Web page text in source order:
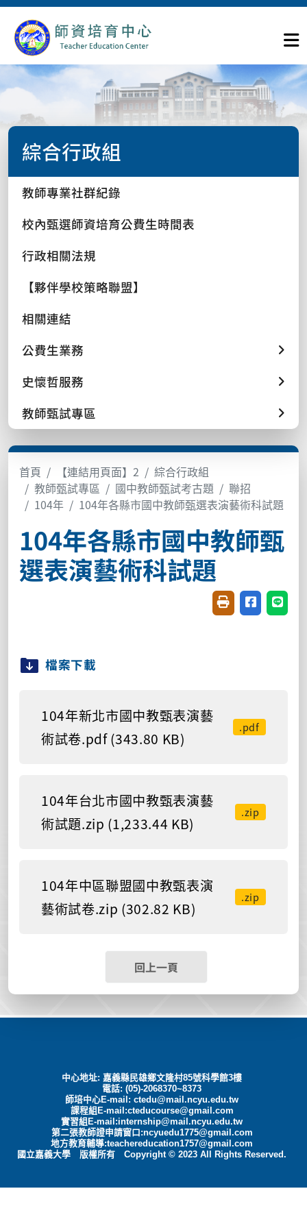
綜合行政組
教師專業社群紀錄
校內甄選師資培育公費生時間表
行政相關法規
【夥伴學校策略聯盟】
相關連結
公費生業務
史懷哲服務
教師甄試專區
首頁 【連結用頁面】2
綜合行政組
教師甄試專區
國中教師甄試考古題
聯招
104年
104年各縣市國中教師甄選表演藝術科試題
104年各縣市國中教師甄
選表演藝術科試題
友善列印(開新視
分享至臉書
分享
檔案下載
104年新北市國中教甄表演藝
術試卷.pdf (343.80 KB)
.pdf
104年台北市國中教甄表演藝
術試題.zip (1,233.44 KB)
.zip
104年中區聯盟國中教甄表演
藝術試卷.zip (302.82 KB)
.zip
回上一頁
中心地址: 嘉義縣民雄鄉文隆村85號科學館3樓
電話: (05)-2068370~8373
師培中心E-mail:ctedu@mail.ncyu.edu.tw
課程組E-mail:cteducourse@gmail.com
實習組E-mail:internship@mail.ncyu.edu.tw
第二張教師證申請窗口:ncyuedu1775@gmail.com
地方教育輔導:teachereducation1757@gmail.com
國立嘉義大學 版權所有 Copyright © 2023 All Rights Reserved.